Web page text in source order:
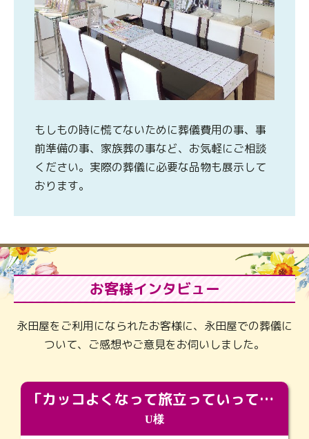
もしもの時に慌てないために葬儀費用の事、事
前準備の事、家族葬の事など、お気軽にご相談
ください。実際の葬儀に必要な品物も展示して
おります。
お客様インタビュー
永田屋をご利用になられたお客様に、永田屋での葬儀に
ついて、ご感想やご意見をお伺いしました。
「カッコよくなって旅立っていってくれました（笑）もっとカッコいいって言ってあげればよかったな」
U様